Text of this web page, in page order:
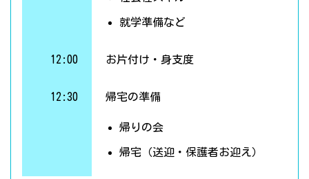
就学準備など
12:00 お片付け・身支度
12:30 帰宅の準備
帰りの会
帰宅（送迎・保護者お迎え）